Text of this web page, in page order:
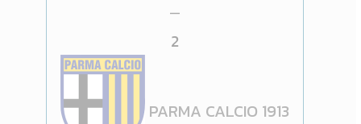
—
2
PARMA CALCIO 1913